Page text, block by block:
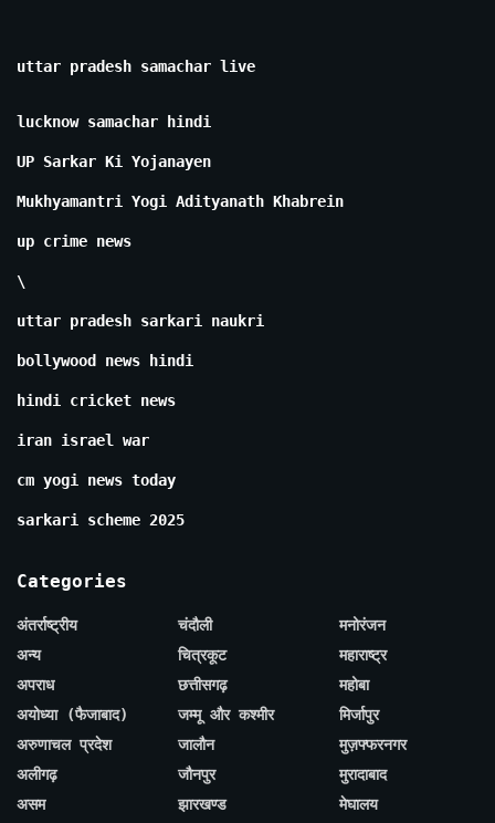
uttar pradesh samachar live
lucknow samachar hindi
UP Sarkar Ki Yojanayen
Mukhyamantri Yogi Adityanath Khabrein
up crime news
\
uttar pradesh sarkari naukri
bollywood news hindi
hindi cricket news
iran israel war
cm yogi news today
sarkari scheme 2025
Categories
अंतर्राष्ट्रीय
अन्य
अपराध
अयोध्या (फैजाबाद)
अरुणाचल प्रदेश
अलीगढ़
असम
चंदौली
चित्रकूट
छत्तीसगढ़
जम्मू और कश्मीर
जालौन
जौनपुर
झारखण्ड
मनोरंजन
महाराष्ट्र
महोबा
मिर्जापुर
मुज़फ्फरनगर
मुरादाबाद
मेघालय